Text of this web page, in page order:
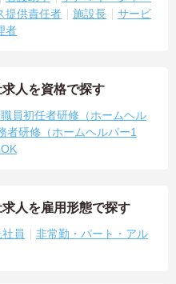
提供責任者 施設長
サービ
者
人を資格で探す
員初任者研修（ホームヘル
者研修（ホームヘルパー1
人を雇用形態で探す
員
非常勤・パート・アル